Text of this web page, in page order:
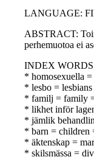
LANGUAGE:
ABSTRACT:
perhemuotoa ei
INDEX
* homosexuella
* lesbo =
* familj = family
* likhet inför
* jämlik
* barn = children
* äktenskap =
* skilsmässa =